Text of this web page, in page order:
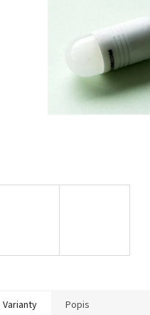
Varianty Popis